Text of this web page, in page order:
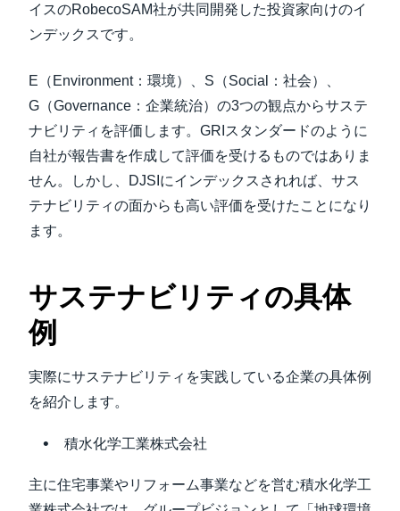
イスのRobecoSAM社が共同開発した投資家向けのイ
ンデックスです。
E（Environment：環境）、S（Social：社会）、
G（Governance：企業統治）の3つの観点からサステ
ナビリティを評価します。GRIスタンダードのように
自社が報告書を作成して評価を受けるものではありま
せん。しかし、DJSIにインデックスされれば、サス
テナビリティの面からも高い評価を受けたことになり
ます。
サステナビリティの具体
例
実際にサステナビリティを実践している企業の具体例
を紹介します。
積水化学工業株式会社
主に住宅事業やリフォーム事業などを営む積水化学工